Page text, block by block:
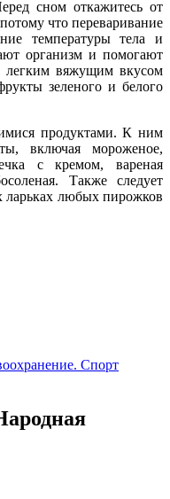
сном откажитесь от
что переваривание
температуры тела и
организм и помогают
легким вяжущим вкусом
зеленого и белого
продуктами. К ним
включая мороженое,
с кремом, вареная
Также следует
ларьках любых пирожков
Спорт